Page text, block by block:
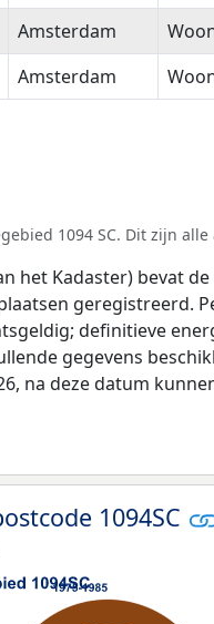
Amsterdam
Amsterdam
1094 SC. Dit zijn
het Kadaster) bevat
geregistreerd.
definitieve
gegevens
na deze datum
1094SC